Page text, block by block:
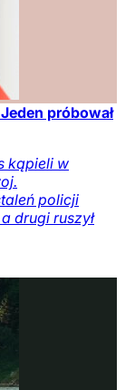
próbował
kąpieli w
policji
drugi ruszył